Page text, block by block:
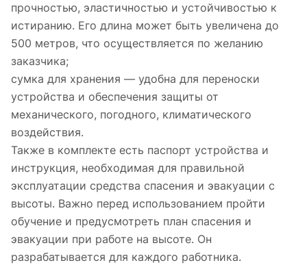
прочностью, эластичностью и устойчивостью к
истиранию. Его длина может быть увеличена до
500 метров, что осуществляется по желанию
заказчика;
сумка для хранения — удобна для переноски
устройства и обеспечения защиты от
механического, погодного, климатического
воздействия.
Также в комплекте есть паспорт устройства и
инструкция, необходимая для правильной
эксплуатации средства спасения и эвакуации с
высоты. Важно перед использованием пройти
обучение и предусмотреть план спасения и
эвакуации при работе на высоте. Он
разрабатывается для каждого работника.